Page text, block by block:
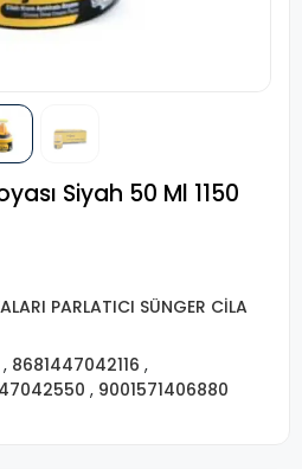
Siyah 50 Ml 1150
PARLATICI SÜNGER CİLA
, 8681447042116 ,
, 9001571406880